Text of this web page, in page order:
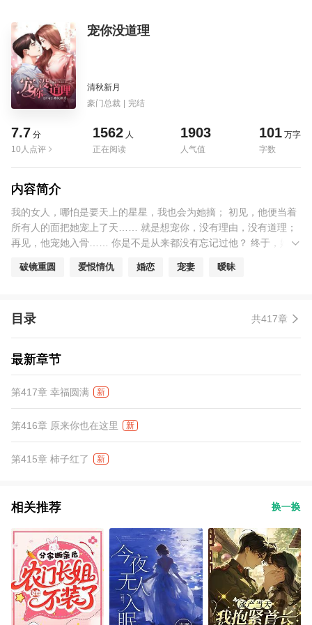
宠你没道理
清秋新月
豪门总裁 | 完结
7.7 分
10人点评
1562 人
正在阅读
1903
人气值
101 万字
字数
内容简介
我的女人，哪怕是要天上的星星，我也会为她摘； 初见，他便当着
所有人的面把她宠上了天…… 就是想宠你，没有理由，没有道理；
再见，他宠她入骨…… 你是不是从来都没有忘记过他？ 终于，她交
破镜重圆 爱恨情仇 婚恋 宠妻 暧昧
目录 共417章
最新章节
第417章 幸福圆满 新
第416章 原来你也在这里 新
第415章 柿子红了 新
相关推荐 换一换